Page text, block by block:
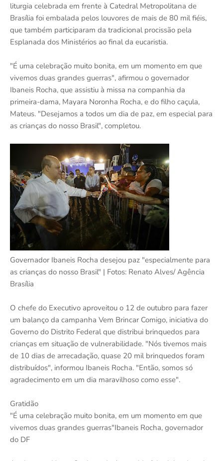
liturgia celebrada em frente à Catedral Metropolitana de
Brasília foi embalada pelos louvores de mais de 80 mil fiéis,
que também participaram da tradicional procissão pela
Esplanada dos Ministérios ao final da eucaristia.
"É uma celebração muito bonita, em um momento em que
vivemos duas grandes guerras", afirmou o governador
Ibaneis Rocha, que assistiu à missa na companhia da
primeira-dama, Mayara Noronha Rocha, e do filho caçula,
Mateus. "Desejamos a todos um dia de paz, em especial para
as crianças do nosso Brasil", completou.
Governador Ibaneis Rocha desejou paz "especialmente para
as crianças do nosso Brasil" | Fotos: Renato Alves/ Agência
Brasília
O chefe do Executivo aproveitou o 12 de outubro para fazer
um balanço da campanha Vem Brincar Comigo, iniciativa do
Governo do Distrito Federal que distribui brinquedos para
crianças em situação de vulnerabilidade. "Nós tivemos mais
de 10 dias de arrecadação, quase 20 mil brinquedos foram
distribuídos", informou Ibaneis Rocha. "Então, somos só
agradecimento em um dia maravilhoso como esse".
Gratidão
"É uma celebração muito bonita, em um momento em que
vivemos duas grandes guerras"Ibaneis Rocha, governador
do DF